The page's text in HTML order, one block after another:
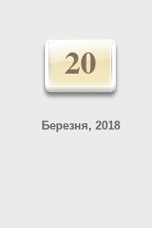
20
Березня, 2018